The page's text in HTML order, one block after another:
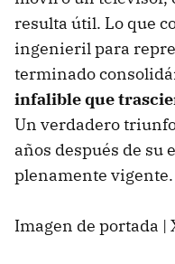
resulta útil. Lo que
ingenieril para
terminado
infalible que
Un verdadero
años después de su
plenamente vigente.
Imagen de portada |